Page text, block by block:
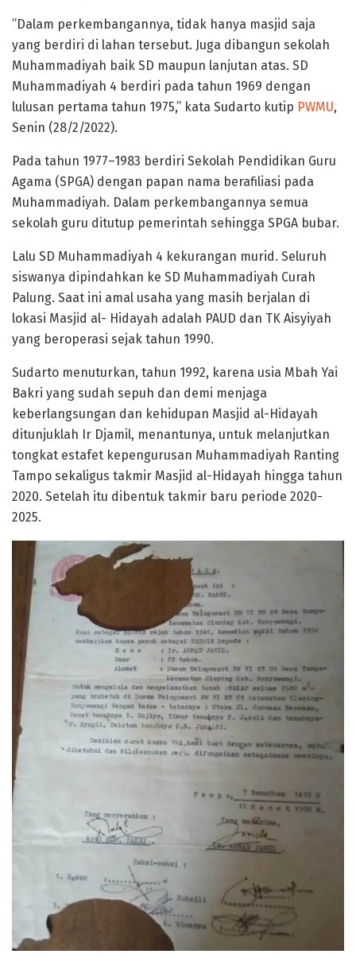
”Dalam perkembangannya, tidak hanya masjid saja
yang berdiri di lahan tersebut. Juga dibangun sekolah
Muhammadiyah baik SD maupun lanjutan atas. SD
Muhammadiyah 4 berdiri pada tahun 1969 dengan
lulusan pertama tahun 1975,” kata Sudarto kutip PWMU,
Senin (28/2/2022).
Pada tahun 1977–1983 berdiri Sekolah Pendidikan Guru
Agama (SPGA) dengan papan nama berafiliasi pada
Muhammadiyah. Dalam perkembangannya semua
sekolah guru ditutup pemerintah sehingga SPGA bubar.
Lalu SD Muhammadiyah 4 kekurangan murid. Seluruh
siswanya dipindahkan ke SD Muhammadiyah Curah
Palung. Saat ini amal usaha yang masih berjalan di
lokasi Masjid al- Hidayah adalah PAUD dan TK Aisyiyah
yang beroperasi sejak tahun 1990.
Sudarto menuturkan, tahun 1992, karena usia Mbah Yai
Bakri yang sudah sepuh dan demi menjaga
keberlangsungan dan kehidupan Masjid al-Hidayah
ditunjuklah Ir Djamil, menantunya, untuk melanjutkan
tongkat estafet kepengurusan Muhammadiyah Ranting
Tampo sekaligus takmir Masjid al-Hidayah hingga tahun
2020. Setelah itu dibentuk takmir baru periode 2020-
2025.